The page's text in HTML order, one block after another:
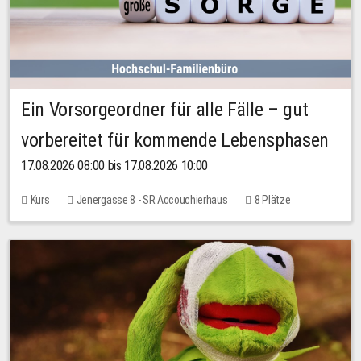
Ein Vorsorgeordner für alle Fälle – gut
vorbereitet für kommende Lebensphasen
17.08.2026 08:00 bis 17.08.2026 10:00
Kurs Jenergasse 8 - SR Accouchierhaus 8 Plätze